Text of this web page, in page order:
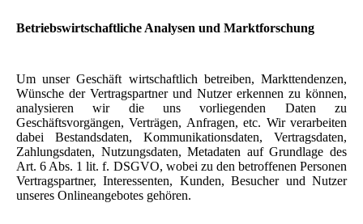
Betriebswirtschaftliche Analysen und Marktforschung
Um unser Geschäft wirtschaftlich betreiben, Markttendenzen,
Wünsche der Vertragspartner und Nutzer erkennen zu können,
analysieren wir die uns vorliegenden Daten zu
Geschäftsvorgängen, Verträgen, Anfragen, etc. Wir verarbeiten
dabei Bestandsdaten, Kommunikationsdaten, Vertragsdaten,
Zahlungsdaten, Nutzungsdaten, Metadaten auf Grundlage des
Art. 6 Abs. 1 lit. f. DSGVO, wobei zu den betroffenen Personen
Vertragspartner, Interessenten, Kunden, Besucher und Nutzer
unseres Onlineangebotes gehören.